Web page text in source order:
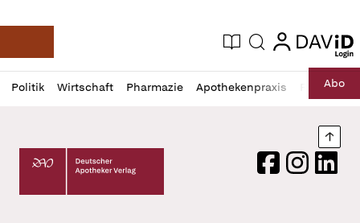
Deutsche Apotheker Zeitung
Aktuelle Ausgabe
Suche login
login
Politik Wirtschaft Pharmazie Apothekenpraxis RechtAbo
Profil
öffnen
Daz
Pur
Deutscher Apotheker Verlag Logo
FacebookInstagram